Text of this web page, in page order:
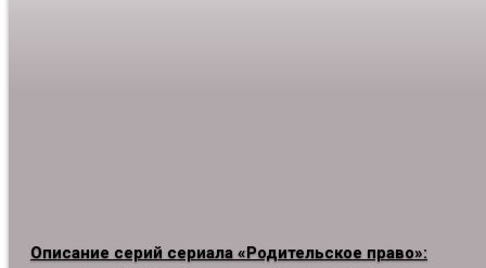
Описание серий сериала «Родительское право»: